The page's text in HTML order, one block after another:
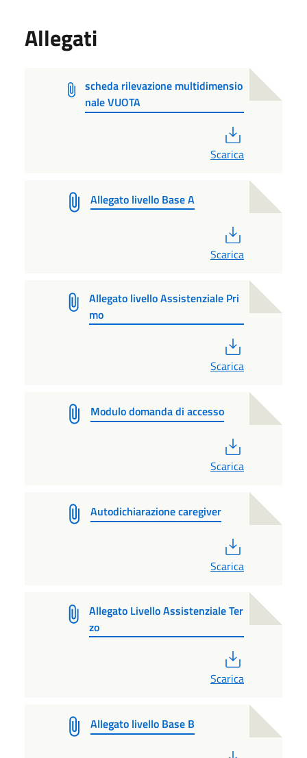
Allegati
scheda rilevazione multidimensio
nale VUOTA
Scarica
Allegato livello Base A
Scarica
Allegato livello Assistenziale Pri
mo
Scarica
Modulo domanda di accesso
Scarica
Autodichiarazione caregiver
Scarica
Allegato Livello Assistenziale Ter
zo
Scarica
Allegato livello Base B